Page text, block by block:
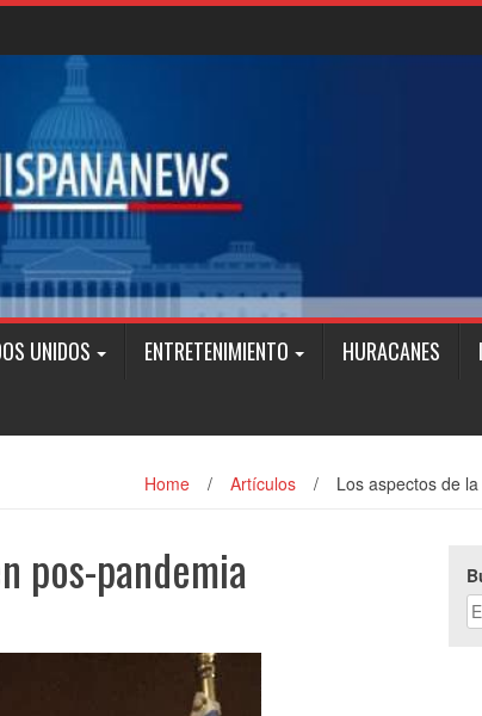
UNIDOS ENTRETENIMIENTO HURACANES
Home / Artículos / Los aspectos de
pos-pandemia